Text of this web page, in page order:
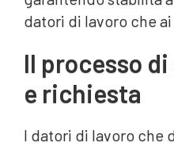
datori di lavoro che
Il processo
e richiesta
I datori di lavoro che